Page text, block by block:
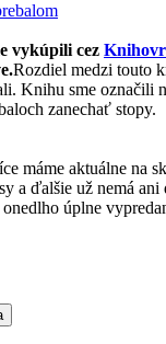
vykúpili cez
Rozdiel medzi touto
Knihu sme označili
zanechať stopy.
máme aktuálne na
a ďalšie už nemá
onedlho úplne